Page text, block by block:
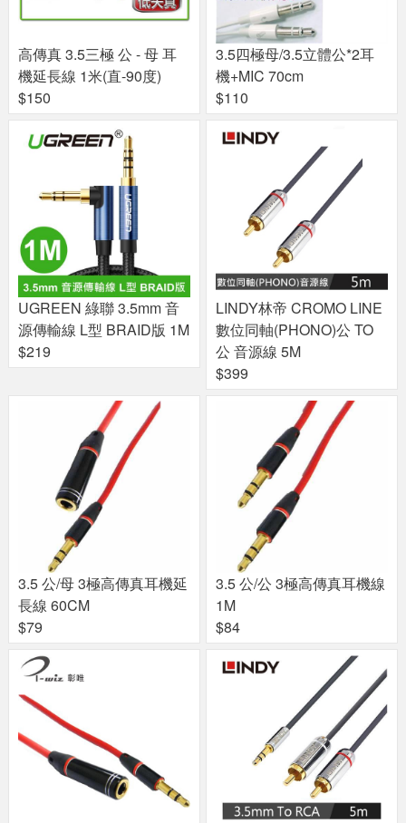
高傳真 3.5三極 公 - 母 耳
機延長線 1米(直-90度)
$150
3.5四極母/3.5立體公*2耳
機+MIC 70cm
$110
UGREEN 綠聯 3.5mm 音
源傳輸線 L型 BRAID版 1M
$219
LINDY林帝 CROMO LINE
數位同軸(PHONO)公 TO
公 音源線 5M
$399
3.5 公/母 3極高傳真耳機延
長線 60CM
$79
3.5 公/公 3極高傳真耳機線
1M
$84